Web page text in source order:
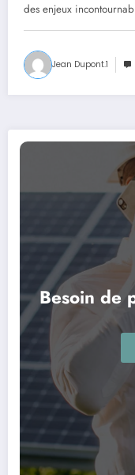
des enjeux
Jean Dupont.1
Besoin de